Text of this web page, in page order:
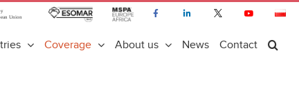
Coverage About us News Contact